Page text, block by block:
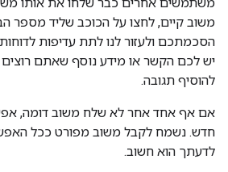
משוב קיים, לחצו על הכוכב שליד מספר
הסכמתכם ולעזור לנו לתת עדיפות
יש לכם הקשר או מידע נוסף שאתם רוצים
להוסיף תגובה.
אם אף אחד אחר לא שלח משוב דומה,
חדש. נשמח לקבל משוב מפורט ככל
לדעתך הוא חשוב.